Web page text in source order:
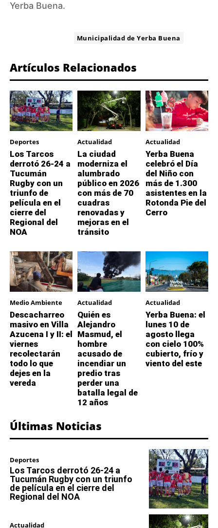
Yerba Buena.
Municipalidad de Yerba Buena
Artículos Relacionados
Deportes
Los Tarcos
derrotó 26-24 a
Tucumán
Rugby con un
triunfo de
película en el
cierre del
Regional del
NOA
Actualidad
La ciudad
moderniza el
alumbrado
público en 2026
con más de 70
cuadras
renovadas y
mejoras en el
tránsito
Actualidad
Yerba Buena
celebró el Día
del Niño con
más de 1.300
asistentes en la
Rotonda Pie del
Cerro
Medio Ambiente
Descacharreo
masivo en Villa
Azucena I y II: el
viernes
recolectarán
todo lo que
dejes en la
vereda
Actualidad
Quién es
Alejandro
Masmud, el
hombre
acusado de
incendiar un
predio tras
perder una
batalla legal de
12 años
Actualidad
Yerba Buena: el
lunes 10 de
agosto llega
con cielo 100%
cubierto, frío y
viento del este
Últimas Noticias
Deportes
Los Tarcos derrotó 26-24 a
Tucumán Rugby con un triunfo
de película en el cierre del
Regional del NOA
Actualidad